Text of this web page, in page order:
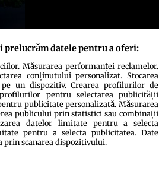
datele pentru a oferi:
Măsurarea performanței reclamelor.
conținutului personalizat. Stocarea
un dispozitiv. Crearea profilurilor de
pentru selectarea publicității
publicitate personalizată. Măsurarea
publicului prin statistici sau combinații
datelor limitate pentru a selecta
pentru a selecta publicitatea. Date
prin scanarea dispozitivului.